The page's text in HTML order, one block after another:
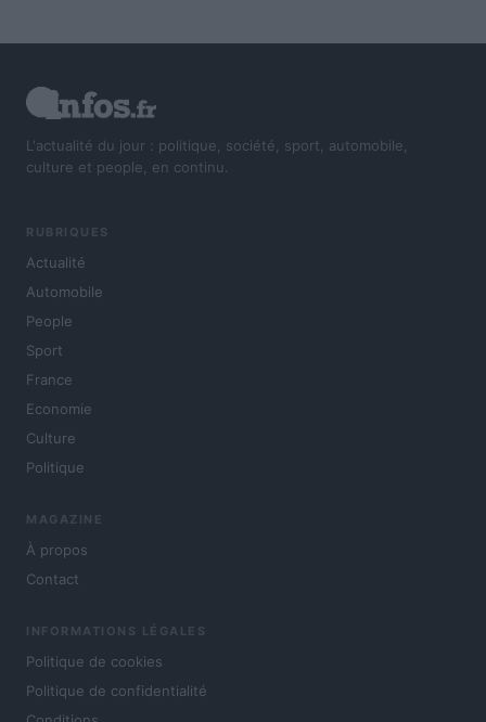
L'actualité du jour : politique, société, sport, automobile,
culture et people, en continu.
RUBRIQUES
Actualité
Automobile
People
Sport
France
Economie
Culture
Politique
MAGAZINE
À propos
Contact
INFORMATIONS LÉGALES
Politique de cookies
Politique de confidentialité